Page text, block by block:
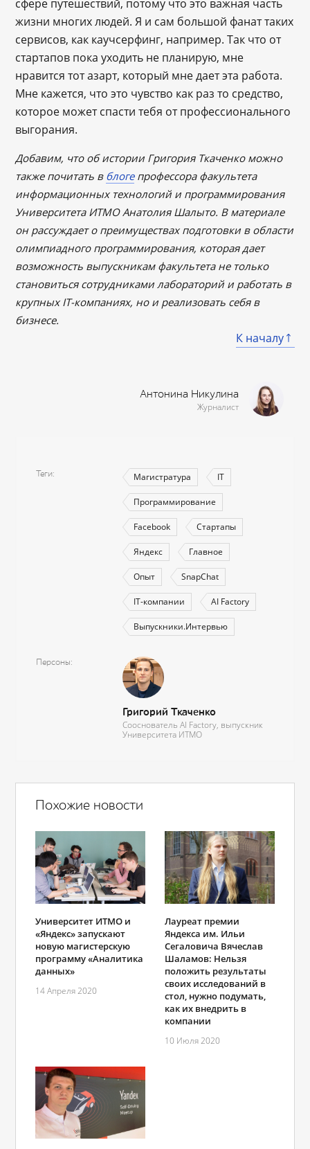
сфере путешествий, потому что это важная часть
жизни многих людей. Я и сам большой фанат таких
сервисов, как каучсерфинг, например. Так что от
стартапов пока уходить не планирую, мне
нравится тот азарт, который мне дает эта работа.
Мне кажется, что это чувство как раз то средство,
которое может спасти тебя от профессионального
выгорания.
Добавим, что об истории Григория Ткаченко можно
также почитать в блогепрофессора факультета
информационных технологий и программирования
Университета ИТМО Анатолия Шалыто. В материале
он рассуждает о преимуществах подготовки в области
олимпиадного программирования, которая дает
возможность выпускникам факультета не только
становиться сотрудниками лабораторий и работать в
крупных IT-компаниях, но и реализовать себя в
бизнесе.
К началу
Антонина Никулина
Журналист
Теги Магистратура IT
Программирование
Facebook Стартапы
Яндекс Главное
Опыт SnapChat
IT-компании AI Factory
Выпускники.Интервью
Персоны
Григорий Ткаченко
Сооснователь AI Factory, выпускник
Университета ИТМО
Похожие новости
Университет ИТМО и
«Яндекс» запускают
новую магистерскую
программу «Аналитика
данных»
14 Апреля 2020
Лауреат премии
Яндекса им. Ильи
Сегаловича Вячеслав
Шаламов: Нельзя
положить результаты
своих исследований в
стол, нужно подумать,
как их внедрить в
компании
10 Июля 2020